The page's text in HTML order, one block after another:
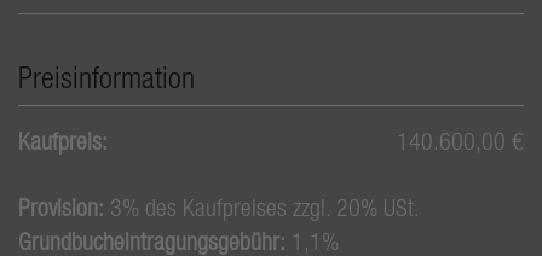
Preisinformation
Kaufpreis: 140.600,00 €
Provision: 3% des Kaufpreises zzgl. 20% USt.
Grundbucheintragungsgebühr: 1,1%